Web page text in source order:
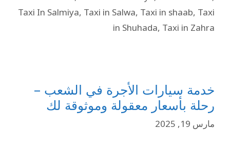
Taxi In Salmiya, Taxi in Salwa, Taxi in shaab, Taxi
in Shuhada, Taxi in Zahra
خدمة سيارات الأجرة في الشعب –
رحلة بأسعار معقولة وموثوقة لك
مارس 19, 2025